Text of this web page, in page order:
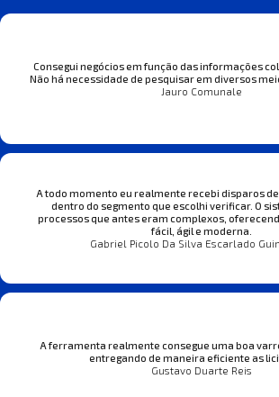
Consegui negócios em função das informações
Não há necessidade de pesquisar em diversos
Jauro Comunale
A todo momento eu realmente recebi disparos
dentro do segmento que escolhi verificar. O
processos que antes eram complexos,
fácil, ágil e moderna.
Gabriel Picolo Da Silva Escarlado
A ferramenta realmente consegue uma boa
entregando de maneira eficiente as
Gustavo Duarte Reis